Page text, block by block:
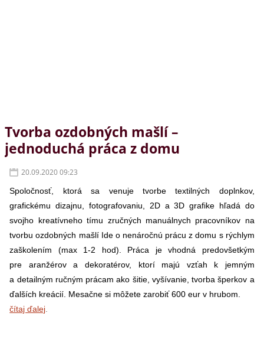
Tvorba ozdobných mašlí –
jednoduchá práca z domu
20.09.2020 09:23
Spoločnosť, ktorá sa venuje tvorbe textilných doplnkov,
grafickému dizajnu, fotografovaniu, 2D a 3D grafike hľadá do
svojho kreatívneho tímu zručných manuálnych pracovníkov na
tvorbu ozdobných mašlí Ide o nenáročnú prácu z domu s rýchlym
zaškolením (max 1-2 hod). Práca je vhodná predovšetkým
pre aranžérov a dekoratérov, ktorí majú vzťah k jemným
a detailným ručným prácam ako šitie, vyšívanie, tvorba šperkov a
ďalších kreácií. Mesačne si môžete zarobiť 600 eur v hrubom.
čítaj ďalej